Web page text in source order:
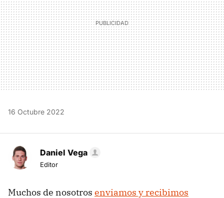
16 Octubre 2022
Daniel Vega
Editor
Muchos de nosotros enviamos y recibimos